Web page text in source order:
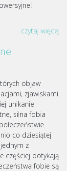
czytaj więcej
objaw
zjawiskami
unikanie
silna fobia
co dziesiątej
z
częściej dotykają
fobie są